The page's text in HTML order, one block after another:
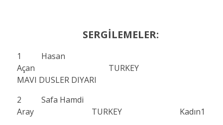
SERGİLEMELER:
1 Hasan
Açan TURKEY
MAVI DUSLER DIYARI
2 Safa Hamdi
Aray TURKEY Kadın1